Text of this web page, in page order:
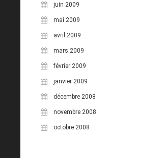
juin 2009
mai 2009
avril 2009
mars 2009
février 2009
janvier 2009
décembre 2008
novembre 2008
octobre 2008